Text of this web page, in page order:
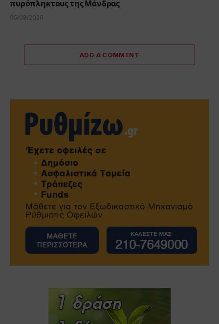
πυρόπληκτους της Μάνδρας
05/08/2026
ADD A COMMENT